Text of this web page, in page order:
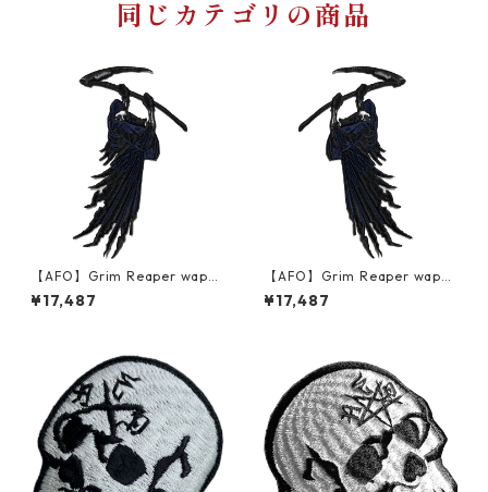
同じカテゴリの商品
【AFO】Grim Reaper wapp
en【227 x 377mm】LEFT ワ
ッペン 左打ち【ゆうパケット
¥17,487
【AFO】Grim Reaper wapp
en【227 x 377mm】RIGHT
ワッペン 右打ち【ゆうパケッ
¥17,487